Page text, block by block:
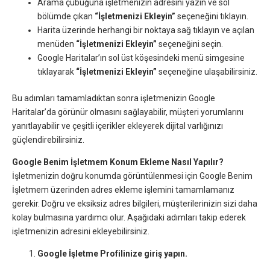
Arama çubuğuna işletmenizin adresini yazın ve sol
bölümde çıkan “İşletmenizi Ekleyin” seçeneğini tıklayın.
Harita üzerinde herhangi bir noktaya sağ tıklayın ve açılan
menüden “İşletmenizi Ekleyin” seçeneğini seçin.
Google Haritalar’ın sol üst köşesindeki menü simgesine
tıklayarak “İşletmenizi Ekleyin” seçeneğine ulaşabilirsiniz.
Bu adımları tamamladıktan sonra işletmenizin Google
Haritalar’da görünür olmasını sağlayabilir, müşteri yorumlarını
yanıtlayabilir ve çeşitli içerikler ekleyerek dijital varlığınızı
güçlendirebilirsiniz.
Google Benim İşletmem Konum Ekleme Nasıl Yapılır?
İşletmenizin doğru konumda görüntülenmesi için Google Benim
İşletmem üzerinden adres ekleme işlemini tamamlamanız
gerekir. Doğru ve eksiksiz adres bilgileri, müşterilerinizin sizi daha
kolay bulmasına yardımcı olur. Aşağıdaki adımları takip ederek
işletmenizin adresini ekleyebilirsiniz.
Google İşletme Profilinize giriş yapın.